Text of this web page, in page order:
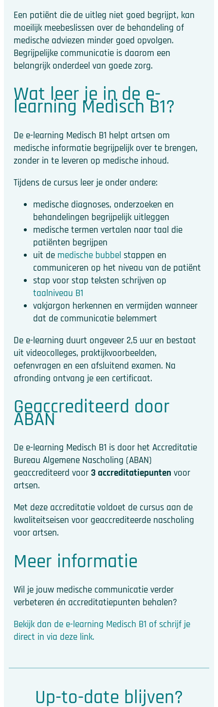
Een patiënt die de uitleg niet goed begrijpt, kan
moeilijk meebeslissen over de behandeling of
medische adviezen minder goed opvolgen.
Begrijpelijke communicatie is daarom een
belangrijk onderdeel van goede zorg.
Wat leer je in de e-
learning Medisch B1?
De e-learning Medisch B1 helpt artsen om
medische informatie begrijpelijk over te brengen,
zonder in te leveren op medische inhoud.
Tijdens de cursus leer je onder andere:
medische diagnoses, onderzoeken en
behandelingen begrijpelijk uitleggen
medische termen vertalen naar taal die
patiënten begrijpen
uit de medische bubbel stappen en
communiceren op het niveau van de patiënt
stap voor stap teksten schrijven op
taalniveau B1
vakjargon herkennen en vermijden wanneer
dat de communicatie belemmert
De e-learning duurt ongeveer 2,5 uur en bestaat
uit videocolleges, praktijkvoorbeelden,
oefenvragen en een afsluitend examen. Na
afronding ontvang je een certificaat.
Geaccrediteerd door
ABAN
De e-learning Medisch B1 is door het Accreditatie
Bureau Algemene Nascholing (ABAN)
geaccrediteerd voor 3 accreditatiepunten voor
artsen.
Met deze accreditatie voldoet de cursus aan de
kwaliteitseisen voor geaccrediteerde nascholing
voor artsen.
Meer informatie
Wil je jouw medische communicatie verder
verbeteren én accreditatiepunten behalen?
Bekijk dan de e-learning Medisch B1 of schrijf je
direct in via deze link.
Up-to-date blijven?